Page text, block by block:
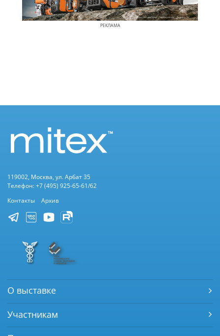
РЕКЛАМА
119002, Москва, ул. Арбат 35
Телефон: +7 (495) 925-65-61/62
Контакты
Архив
О выставке
Участникам